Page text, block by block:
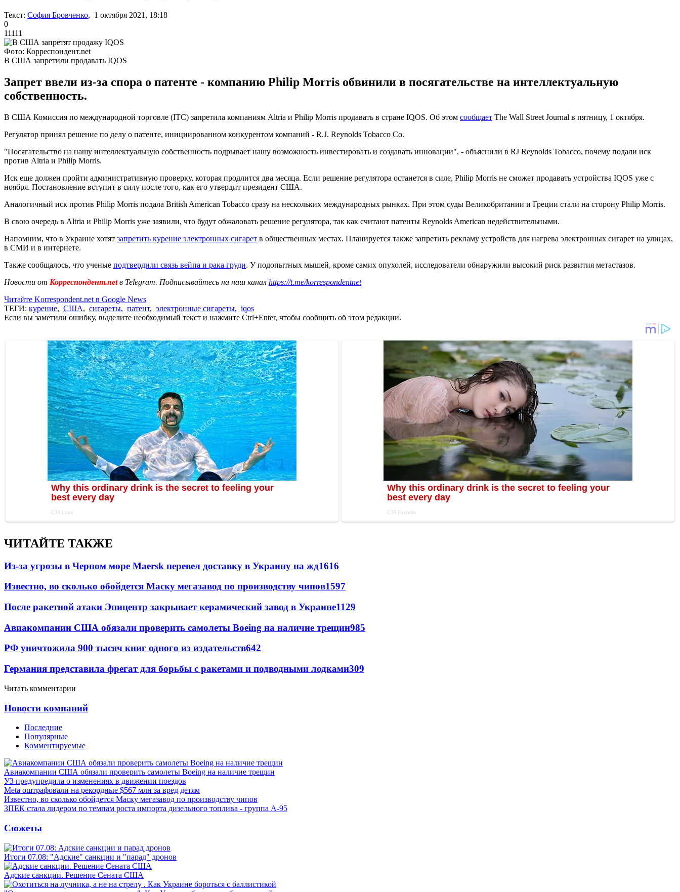
Текст: София Бровченко, 1 октября 2021, 18:18
0
11111
Фото: Корреспондент.net
В США запретили продавать IQOS
Запрет ввели из-за спора о патенте - компанию Philip Morris обвинили в посягательстве на интеллектуальную
собственность.
В США Комиссия по международной торговле (ITC) запретила компаниям Altria и Philip Morris продавать в стране IQOS. Об этом сообщает The Wall Street Journal в пятницу, 1 октября.
Регулятор принял решение по делу о патенте, инициированном конкурентом компаний - R.J. Reynolds Tobacco Co.
"Посягательство на нашу интеллектуальную собственность подрывает нашу возможность инвестировать и создавать инновации", - объяснили в RJ Reynolds Tobacco, почему подали иск
против Altria и Philip Morris.
Иск еще должен пройти административную проверку, которая продлится два месяца. Если решение регулятора останется в силе, Philip Morris не сможет продавать устройства IQOS уже с
ноября. Постановление вступит в силу после того, как его утвердит президент США.
Аналогичный иск против Philip Morris подала British American Tobacco сразу на нескольких международных рынках. При этом суды Великобритании и Греции стали на сторону Philip Morris.
В свою очередь в Altria и Philip Morris уже заявили, что будут обжаловать решение регулятора, так как считают патенты Reynolds American недействительными.
Напомним, что в Украине хотят запретить курение электронных сигарет в общественных местах. Планируется также запретить рекламу устройств для нагрева электронных сигарет на улицах,
в СМИ и в интернете.
Также сообщалось, что ученые подтвердили связь вейпа и рака груди. У подопытных мышей, кроме самих опухолей, исследователи обнаружили высокий риск развития метастазов.
Новости от Корреспондент.netв Telegram. Подписывайтесь на наш канал https://t.me/korrespondentnet
Читайте Korrespondent.net в Google News
ТЕГИ: курение, США, сигареты, патент, электронные сигареты, iqos
Если вы заметили ошибку, выделите необходимый текст и нажмите Ctrl+Enter, чтобы сообщить об этом редакции.
ЧИТАЙТЕ ТАКЖЕ
Из-за угрозы в Черном море Maersk перевел доставку в Украину на жд1616
Известно, во сколько обойдется Маску мегазавод по производству чипов1597
После ракетной атаки Эпицентр закрывает керамический завод в Украине1129
Авиакомпании США обязали проверить самолеты Boeing на наличие трещин985
РФ уничтожила 900 тысяч книг одного из издательств642
Германия представила фрегат для борьбы с ракетами и подводными лодками309
Читать комментарии
Новости компаний
Последние
Популярные
Комментируемые
Авиакомпании США обязали проверить самолеты Boeing на наличие трещин
УЗ предупредила о изменениях в движении поездов
Meta оштрафовали на рекордные $567 млн за вред детям
Известно, во сколько обойдется Маску мегазавод по производству чипов
ЗПЕК стала лидером по темпам роста импорта дизельного топлива - группа А-95
Сюжеты
Итоги 07.08: "Адские" санкции и "парад" дронов
Адские санкции. Решение Сената США